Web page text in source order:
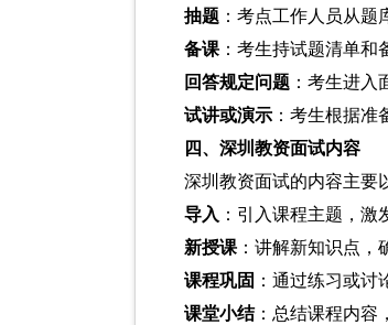
抽题 ：考点工作人员从题
备课 ：考生持试题清单和
回答规定问题 ：考生进
试讲或演示 ：考生根据准
四、深圳教资面试内容
深圳教资面试的内容主要
导入 ：引入课程主题，激
新授课 ：讲解新知识点，
课程巩固 ：通过练习或讨
课堂小结：总结课程内容